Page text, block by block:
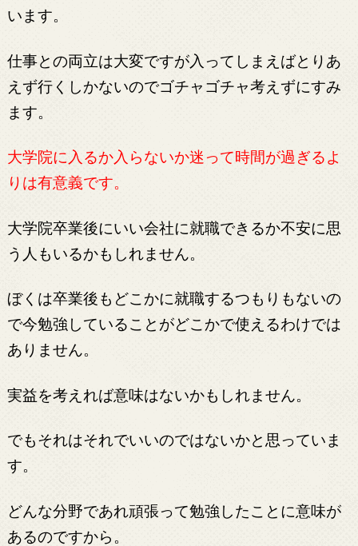
います。
仕事との両立は大変ですが入ってしまえばとりあ
えず行くしかないのでゴチャゴチャ考えずにすみ
ます。
大学院に入るか入らないか迷って時間が過ぎるよ
りは有意義です。
大学院卒業後にいい会社に就職できるか不安に思
う人もいるかもしれません。
ぼくは卒業後もどこかに就職するつもりもないの
で今勉強していることがどこかで使えるわけでは
ありません。
実益を考えれば意味はないかもしれません。
でもそれはそれでいいのではないかと思っていま
す。
どんな分野であれ頑張って勉強したことに意味が
あるのですから。